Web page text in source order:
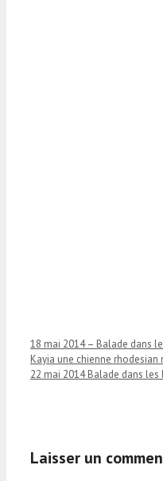
18 mai 2014 – Balade dans
Kayia une chienne rhodesian
22 mai 2014 Balade dans
Laisser un